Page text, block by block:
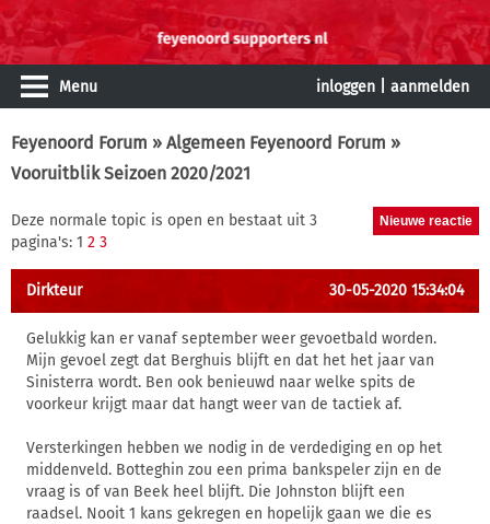
Menu inloggen aanmelden
Feyenoord Forum » Algemeen Feyenoord Forum »
Vooruitblik Seizoen 2020/2021
Deze normale topic is open en bestaat uit 3
pagina's: 1 2 3
Dirkteur 30-05-2020 15:34:04
Gelukkig kan er vanaf september weer gevoetbald worden.
Mijn gevoel zegt dat Berghuis blijft en dat het het jaar van
Sinisterra wordt. Ben ook benieuwd naar welke spits de
voorkeur krijgt maar dat hangt weer van de tactiek af.
Versterkingen hebben we nodig in de verdediging en op het
middenveld. Botteghin zou een prima bankspeler zijn en de
vraag is of van Beek heel blijft. Die Johnston blijft een
raadsel. Nooit 1 kans gekregen en hopelijk gaan we die es